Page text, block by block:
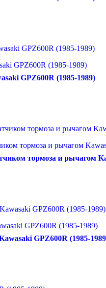
GPZ600R (1985-1989)
GPZ600R (1985-1989)
тормоза и рычагом
тормоза и рычагом
GPZ600R (1985-1989)
GPZ600R (1985-